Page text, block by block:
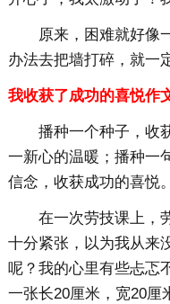
原来，困难就好像
办法去把墙打碎，就一
我收获了成功的喜悦作
播种一个种子，收
一新心的温暖；播种一
信念，收获成功的喜悦。
在一次劳技课上，
十分紧张，以为我从来
呢？我的心里有些忐忑
一张长20厘米，宽20厘